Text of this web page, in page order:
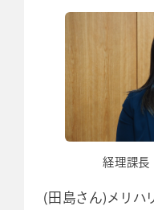
経理課
(田島さん)メリハ